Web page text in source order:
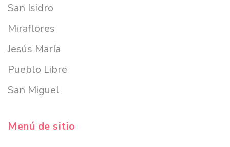
San Isidro
Miraflores
Jesús María
Pueblo Libre
San Miguel
Menú de sitio